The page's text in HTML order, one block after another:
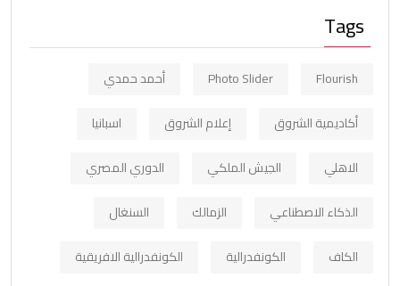
Tags
Flourish
Photo Slider
أحمد حمدي
أكاديمية الشروق
إعلام الشروق
اسبانيا
الاهلي
الجيش الملكي
الدوري المصري
الذكاء الاصطناعي
الزمالك
السنغال
الكاف
الكونفدرالية
الكونفدرالية الافريقية